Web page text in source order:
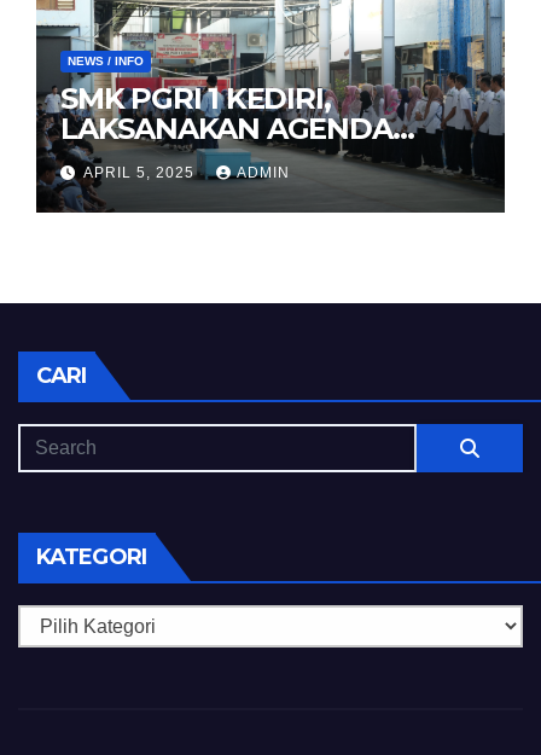
NEWS / INFO
SMK PGRI 1 KEDIRI,
LAKSANAKAN AGENDA
HALAL BIHALAL
APRIL 5, 2025 ADMIN
CARI
KATEGORI
Kategori